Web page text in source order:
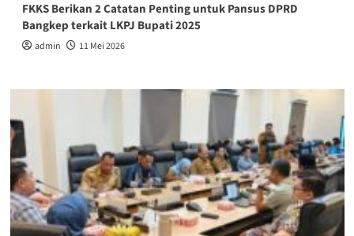
FKKS Berikan 2 Catatan Penting untuk Pansus DPRD
Bangkep terkait LKPJ Bupati 2025
admin 11 Mei 2026